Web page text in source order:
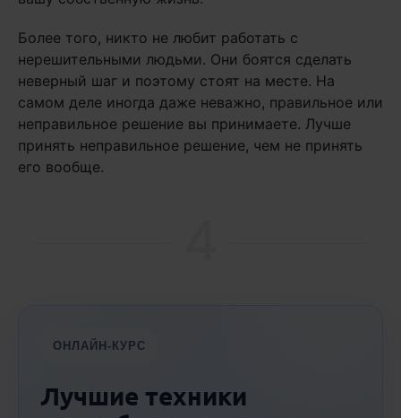
Более того, никто не любит работать с
нерешительными людьми. Они боятся сделать
неверный шаг и поэтому стоят на месте. На
самом деле иногда даже неважно, правильное или
неправильное решение вы принимаете. Лучше
принять неправильное решение, чем не принять
его вообще.
ОНЛАЙН-КУРС
Лучшие техники